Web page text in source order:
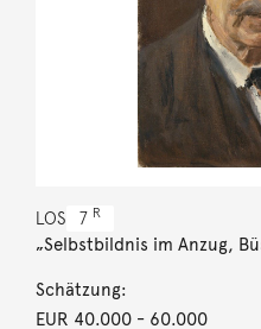
LOS 7 R
„Selbstbildnis im Anzug,
Schätzung:
EUR 40.000- 60.000